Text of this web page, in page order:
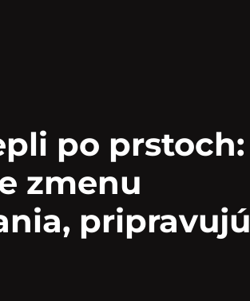
po prstoch:
zmenu
pripravujú